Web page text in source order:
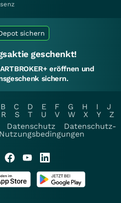
sichern
geschenkt!
eröffnen und
sichern.
B C D E F G H I
J
R S T U V W X Y
Z
Datenschutz
Datenschutz-
Nutzungsbedingungen